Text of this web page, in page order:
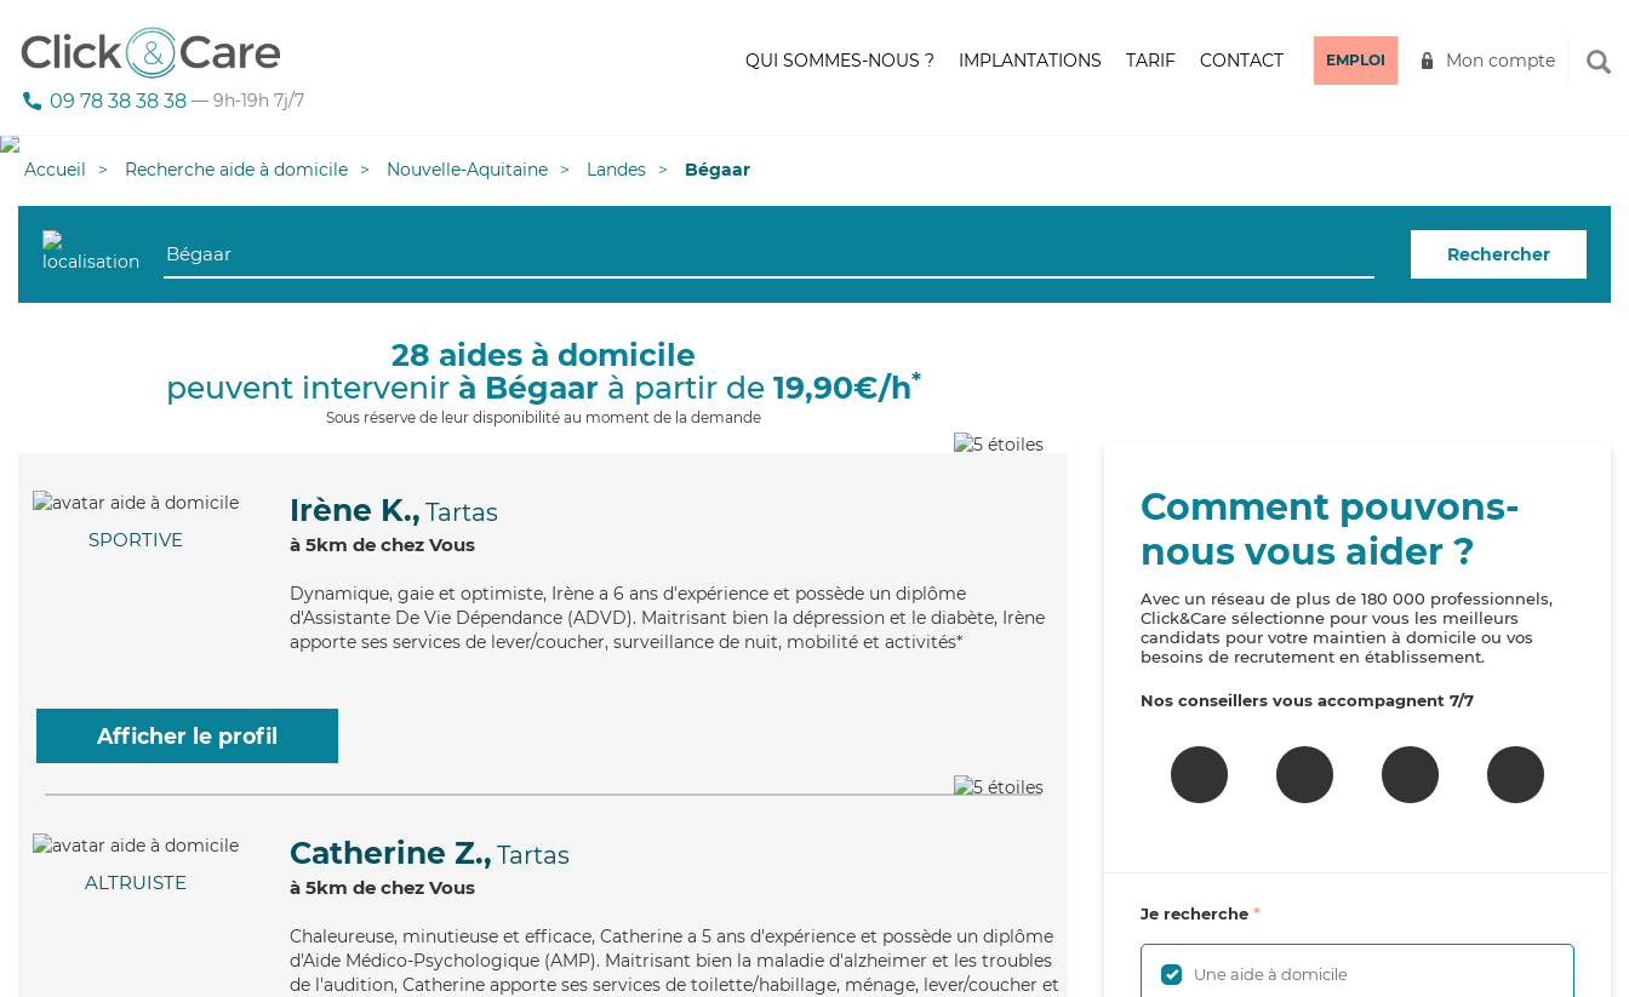
09 78 38 38 38 — 9h-19h 7j/7
QUI SOMMES-NOUS ? IMPLANTATIONS TARIF CONTACT EMPLOI Mon compte
Accueil Recherche aide à domicile Nouvelle-Aquitaine Landes Bégaar
Rechercher
28 aides à domicile
peuvent intervenir à Bégaarà partir de 19,90€/h*
Sous réserve de leur disponibilité au moment de la demande
SPORTIVE
Irène K., Tartas
à 5km de chez Vous
Dynamique, gaie et optimiste, Irène a 6 ans d'expérience et possède un diplôme
d'Assistante De Vie Dépendance (ADVD). Maitrisant bien la dépression et le diabète, Irène
apporte ses services de lever/coucher, surveillance de nuit, mobilité et activités*
Afficher le profil
ALTRUISTE
Catherine Z., Tartas
à 5km de chez Vous
Chaleureuse, minutieuse et efficace, Catherine a 5 ans d'expérience et possède un diplôme
d'Aide Médico-Psychologique (AMP). Maitrisant bien la maladie d'alzheimer et les troubles
de l'audition, Catherine apporte ses services de toilette/habillage, ménage, lever/coucher et
Comment pouvons-
nous vous aider ?
Avec un réseau de plus de 180 000 professionnels,
Click&Care sélectionne pour vous les meilleurs
candidats pour votre maintien à domicile ou vos
besoins de recrutement en établissement.
Nos conseillers vous accompagnent 7/7
Je recherche
Une aide à domicile